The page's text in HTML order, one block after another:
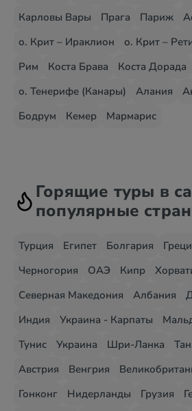
Карловы Вары
Прага Париж
о. Крит – Ираклион
о. Крит –
Рим
Коста Брава Коста Дорада
о. Тенерифе (Канары)
Алания
Бодрум
Кемер Мармарис
Горящие туры в
популярные
Турция Египет Болгария
Черногория
ОАЭ Кипр
Северная Македония
Албания
Индия
Украина - Карпаты
Тунис
Украина Шри-Ланка
Австрия
Венгрия
Гонконг
Нидерланды Грузия